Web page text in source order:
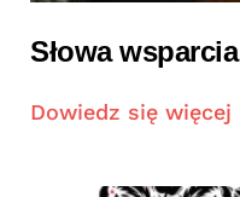
Słowa wsparcia
Dowiedz się więcej